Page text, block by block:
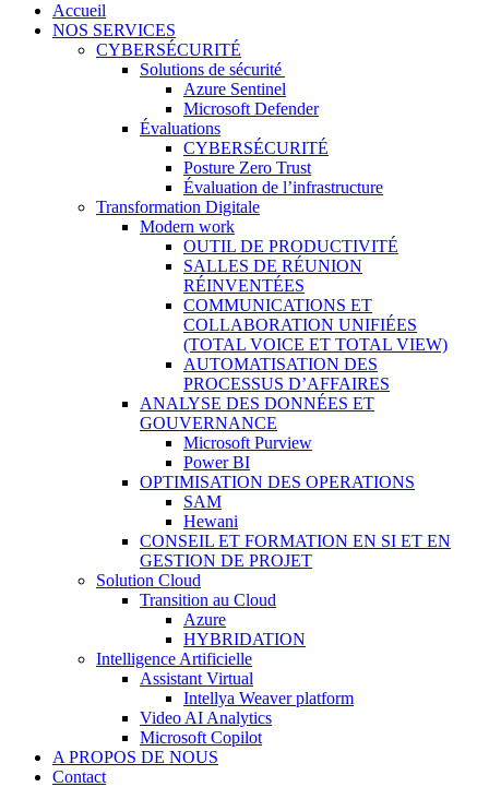
Accueil
NOS SERVICES
CYBERSÉCURITÉ
Solutions de sécurité
Azure Sentinel
Microsoft Defender
Évaluations
CYBERSÉCURITÉ
Posture Zero Trust
Évaluation de l’infrastructure
Transformation Digitale
Modern work
OUTIL DE PRODUCTIVITÉ
SALLES DE RÉUNION
RÉINVENTÉES
COMMUNICATIONS ET
COLLABORATION UNIFIÉES
(TOTAL VOICE ET TOTAL VIEW)
AUTOMATISATION DES
PROCESSUS D’AFFAIRES
ANALYSE DES DONNÉES ET
GOUVERNANCE
Microsoft Purview
Power BI
OPTIMISATION DES OPERATIONS
SAM
Hewani
CONSEIL ET FORMATION EN SI ET EN
GESTION DE PROJET
Solution Cloud
Transition au Cloud
Azure
HYBRIDATION
Intelligence Artificielle
Assistant Virtual
Intellya Weaver platform
Video AI Analytics
Microsoft Copilot
A PROPOS DE NOUS
Contact